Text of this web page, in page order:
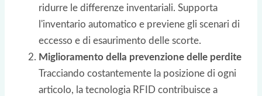
ridurre le differenze inventariali. Supporta
l'inventario automatico e previene gli scenari di
eccesso e di esaurimento delle scorte.
Miglioramento della prevenzione delle perdite
Tracciando costantemente la posizione di ogni
articolo, la tecnologia RFID contribuisce a